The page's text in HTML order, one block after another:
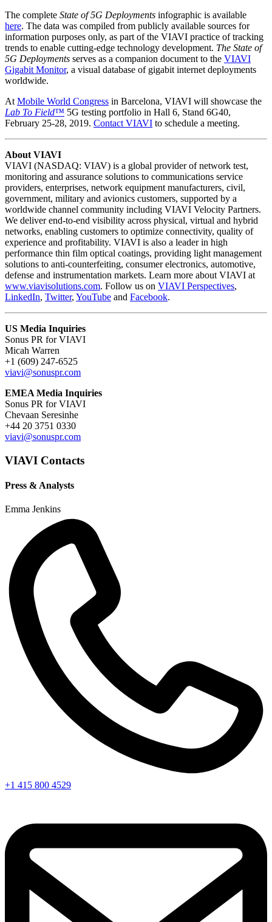
The complete State of 5G Deployments infographic is available
here. The data was compiled from publicly available sources for
information purposes only, as part of the VIAVI practice of tracking
trends to enable cutting-edge technology development. The State of
5G Deployments serves as a companion document to the VIAVI
Gigabit Monitor, a visual database of gigabit internet deployments
worldwide.
At Mobile World Congress in Barcelona, VIAVI will showcase the
Lab To Field™ 5G testing portfolio in Hall 6, Stand 6G40,
February 25-28, 2019. Contact VIAVI to schedule a meeting.
About VIAVI
VIAVI (NASDAQ: VIAV) is a global provider of network test,
monitoring and assurance solutions to communications service
providers, enterprises, network equipment manufacturers, civil,
government, military and avionics customers, supported by a
worldwide channel community including VIAVI Velocity Partners.
We deliver end-to-end visibility across physical, virtual and hybrid
networks, enabling customers to optimize connectivity, quality of
experience and profitability. VIAVI is also a leader in high
performance thin film optical coatings, providing light management
solutions to anti-counterfeiting, consumer electronics, automotive,
defense and instrumentation markets. Learn more about VIAVI at
www.viavisolutions.com. Follow us on VIAVI Perspectives,
LinkedIn, Twitter, YouTube and Facebook.
US Media Inquiries
Sonus PR for VIAVI
Micah Warren
+1 (609) 247-6525
viavi@sonuspr.com
EMEA Media Inquiries
Sonus PR for VIAVI
Chevaan Seresinhe
+44 20 3751 0330
viavi@sonuspr.com
VIAVI Contacts
Press & Analysts
Emma Jenkins
+1 415 800 4529